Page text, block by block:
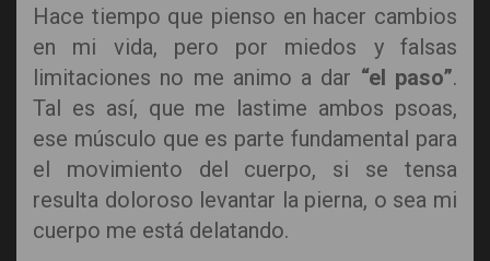
Hace tiempo que pienso en hacer cambios
en mi vida, pero por miedos y falsas
limitaciones no me animo a dar “el paso”.
Tal es así, que me lastime ambos psoas,
ese músculo que es parte fundamental para
el movimiento del cuerpo, si se tensa
resulta doloroso levantar la pierna, o sea mi
cuerpo me está delatando.